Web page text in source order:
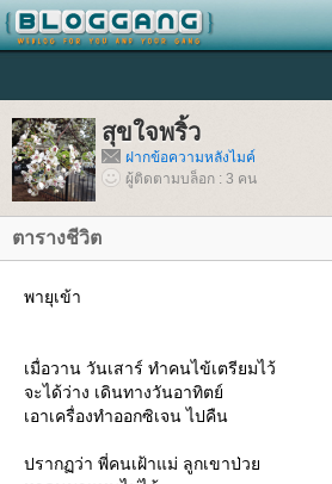
สุขใจพริ้ว
ฝากข้อความหลังไมค์
ผู้ติดตามบล็อก : 3 คน
ตารางชีวิต
พายุเข้า
เมื่อวาน วันเสาร์ ทำคนไข้เตรียมไว้
จะได้ว่าง เดินทางวันอาทิตย์
เอาเครื่องทำออกซิเจน ไปคืน
ปรากฏว่า พี่คนเฝ้าแม่ ลูกเขาป่ว